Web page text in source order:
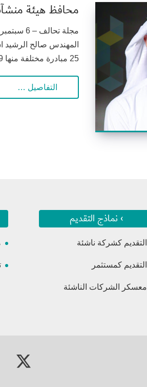
محافظ هيئة منشآت: 25 مبادرة مختلفة منها 9 محورية،
المهندس صالح الرشيد
25 مبادرة مختلفة منها 9 مبادرات محورية، و16 مبادرة أساسية، متناولات...
التفاصيل …
› نماذج التقديم
التقديم كشركة ناشئة
التقديم كمستثمر
معسكر الشركات الناشئة